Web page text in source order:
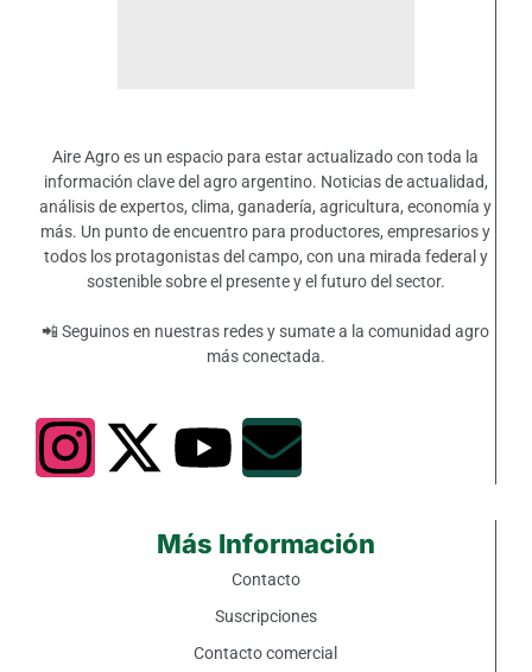
Aire Agro es un espacio para estar actualizado con toda la
información clave del agro argentino. Noticias de actualidad,
análisis de expertos, clima, ganadería, agricultura, economía y
más. Un punto de encuentro para productores, empresarios y
todos los protagonistas del campo, con una mirada federal y
sostenible sobre el presente y el futuro del sector.
📲 Seguinos en nuestras redes y sumate a la comunidad agro
más conectada.
Más Información
Contacto
Suscripciones
Contacto comercial